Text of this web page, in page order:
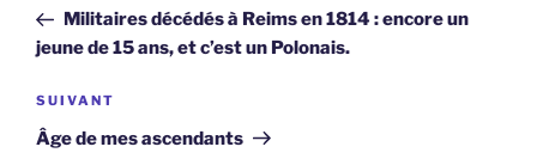
l’article
précédent
Militaires décédés à Reims en 1814 : encore un
jeune de 15 ans, et c’est un Polonais.
Article
suivant
SUIVANT
Âge de mes ascendants